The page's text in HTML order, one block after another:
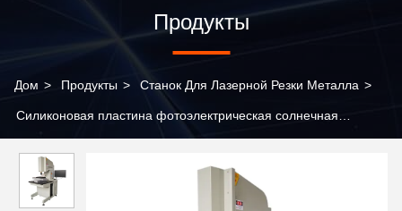
Продукты
Дом > Продукты > Станок Для Лазерной Резки Металла >
Силиконовая пластина фотоэлектрическая солнечная
настройки